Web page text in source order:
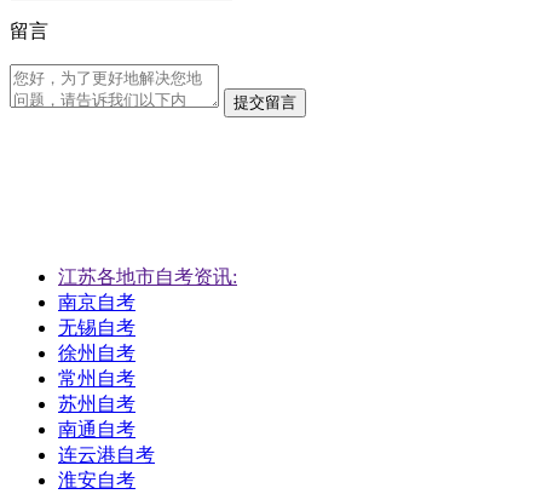
留言
提交留言
江苏各地市自考资讯:
南京自考
无锡自考
徐州自考
常州自考
苏州自考
南通自考
连云港自考
淮安自考